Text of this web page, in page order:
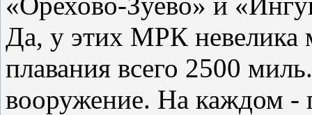
Да, у этих МРК невелика
плавания всего 2500
вооружение. На каждом -